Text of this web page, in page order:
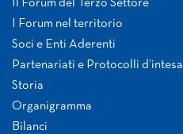
Il Forum del Terzo Settore
I Forum nel territorio
Soci e Enti Aderenti
Partenariati e Protocolli d’intesa
Storia
Organigramma
Bilanci